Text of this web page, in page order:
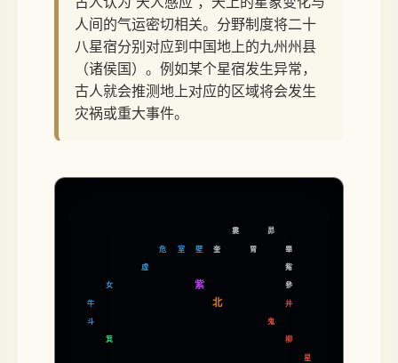
人间的气运密切相关。分野制度将二十
八星宿分别对应到中国地上的九州州县
（诸侯国）。例如某个星宿发生异常，
古人就会推测地上对应的区域将会发生
灾祸或重大事件。
紫
北
牛
斗
女
虛
危 室 壁 奎
婁
胃
昴
畢
觜
參
井
鬼
柳
星
箕